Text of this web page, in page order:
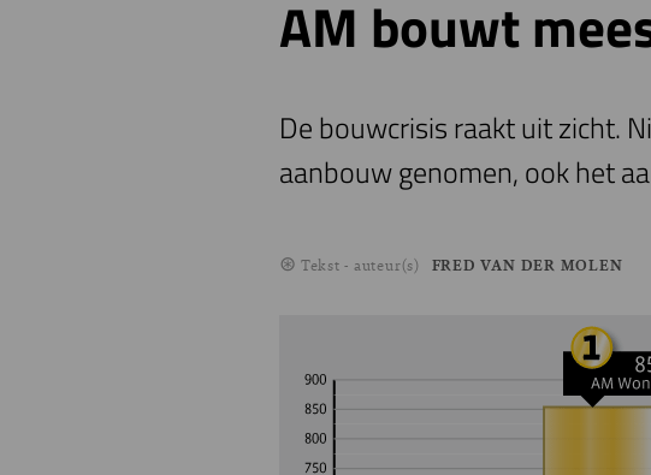
AM bouwt
De bouwcrisis raakt uit zicht.
aanbouw genomen, ook het
Tekst - auteur(s) FRED VAN DER MOLEN